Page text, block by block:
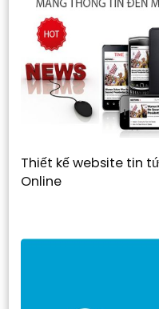
Thiết kế website tin
Online